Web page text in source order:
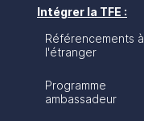
Intégrer la TFE :
Référencements à
l'étranger
Programme
ambassadeur